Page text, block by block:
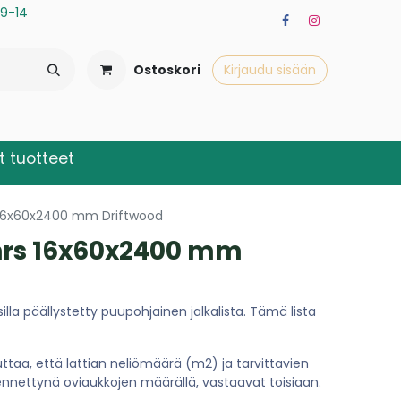
14
Ostoskori Kirjaudu sisään
tuotteet
mm Driftwood
16x60x2400 mm
päällystetty puupohjainen jalkalista. Tämä lista
että lattian neliömäärä (m2) ja tarvittavien
oviaukkojen määrällä, vastaavat toisiaan.